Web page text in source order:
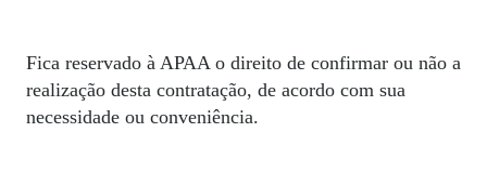
Fica reservado à APAA o direito de confirmar ou não a
realização desta contratação, de acordo com sua
necessidade ou conveniência.